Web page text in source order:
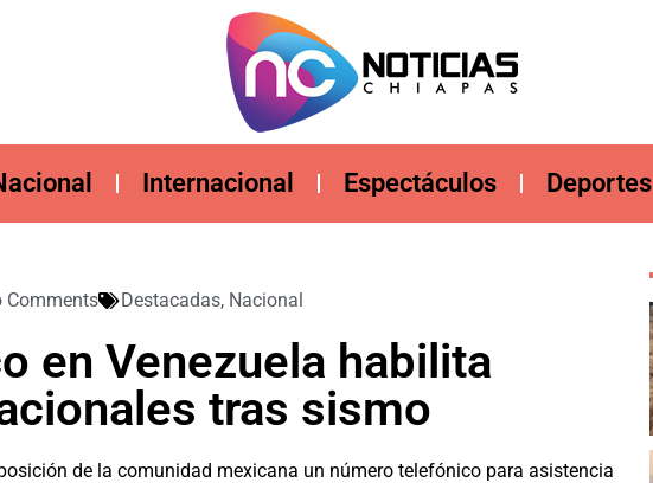
Internacional Espectáculos Deportes
Comments Destacadas, Nacional
en Venezuela habilita
tras sismo
de la comunidad mexicana un número telefónico para asistencia